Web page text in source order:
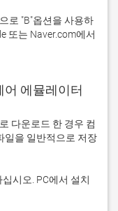
또는 Naver.com에서
어 에뮬레이터
다운로드 한 경우 컴
일을 일반적으로 저장